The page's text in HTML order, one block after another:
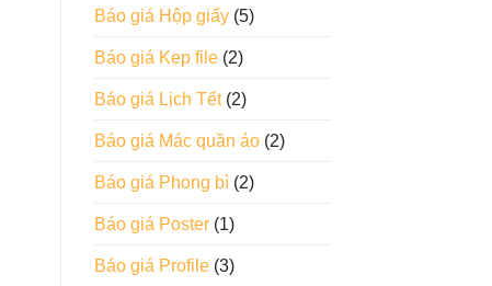
Báo giá Hộp giấy(5)
Báo giá Kẹp file(2)
Báo giá Lịch Tết(2)
Báo giá Mác quần áo(2)
Báo giá Phong bì(2)
Báo giá Poster(1)
Báo giá Profile(3)